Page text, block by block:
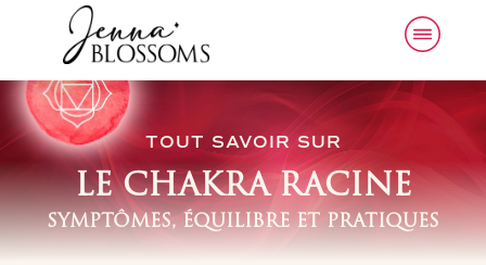
TOUT SAVOIR SUR
LE CHAKRA RACINE
SYMPTÔMES, ÉQUILIBRE ET PRATIQUES